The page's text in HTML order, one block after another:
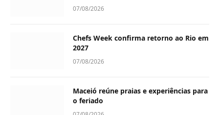
07/08/2026
Chefs Week confirma retorno ao Rio em
2027
07/08/2026
Maceió reúne praias e experiências para
o feriado